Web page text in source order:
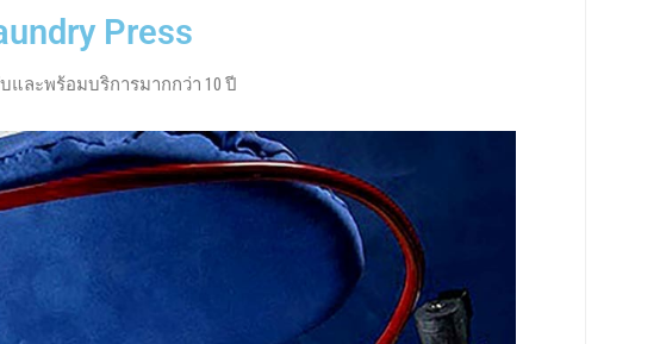
Press
และพร้อมบริการมากกว่า 10 ปี